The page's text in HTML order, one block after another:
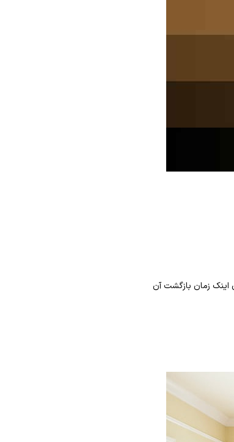
اینک زمان بازگشت آن